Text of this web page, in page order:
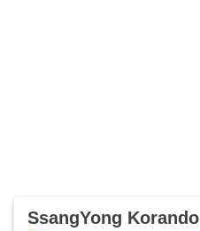
SsangYong Korando